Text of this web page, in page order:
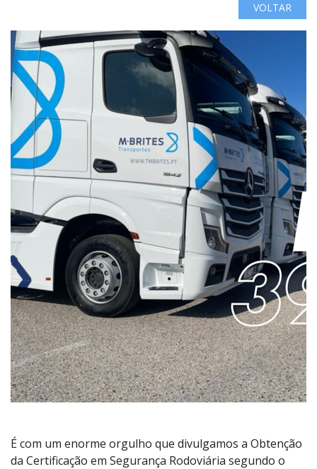
VOLTAR
É com um enorme orgulho que divulgamos a Obtenção
da Certificação em Segurança Rodoviária segundo o